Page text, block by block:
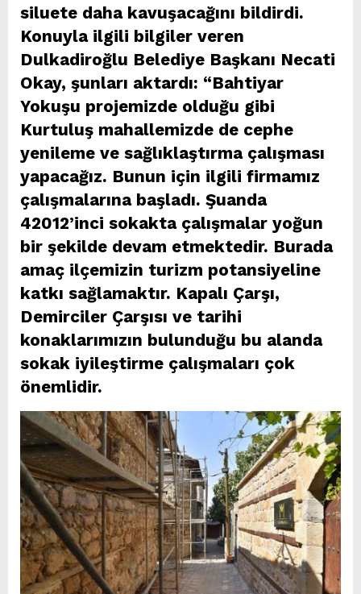
siluete daha kavuşacağını bildirdi.
Konuyla ilgili bilgiler veren
Dulkadiroğlu Belediye Başkanı Necati
Okay, şunları aktardı: “Bahtiyar
Yokuşu projemizde olduğu gibi
Kurtuluş mahallemizde de cephe
yenileme ve sağlıklaştırma çalışması
yapacağız. Bunun için ilgili firmamız
çalışmalarına başladı. Şuanda
42012’inci sokakta çalışmalar yoğun
bir şekilde devam etmektedir. Burada
amaç ilçemizin turizm potansiyeline
katkı sağlamaktır. Kapalı Çarşı,
Demirciler Çarşısı ve tarihi
konaklarımızın bulunduğu bu alanda
sokak iyileştirme çalışmaları çok
önemlidir.